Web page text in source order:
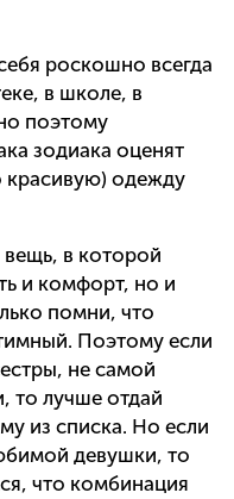
роскошно всегда
в школе, в
поэтому
зодиака оценят
красивую) одежду
в которой
и комфорт, но и
помни, что
Поэтому если
не самой
то лучше отдай
из списка. Но если
девушки, то
что комбинация